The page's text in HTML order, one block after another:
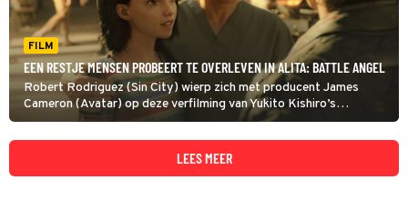
FILM
EEN RESTJE MENSEN PROBEERT TE OVERLEVEN IN ALITA: BATTLE ANGEL
Robert Rodriguez (Sin City) wierp zich met producent James
Cameron (Avatar) op deze verfilming van Yukito Kishiro’s
populaire Japanse cyberpunkmanga Battle angel Alita.
LEES MEER